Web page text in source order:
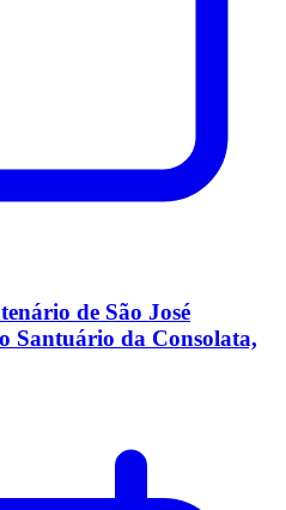
de São José
Santuário da Consolata,